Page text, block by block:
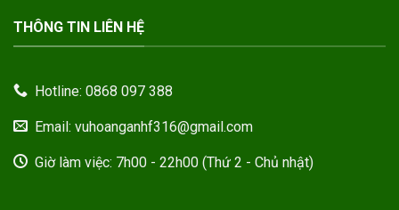
THÔNG TIN LIÊN HỆ
Hotline: 0868 097 388
Email: vuhoanganhf316@gmail.com
Giờ làm việc: 7h00 - 22h00 (Thứ 2 - Chủ nhật)